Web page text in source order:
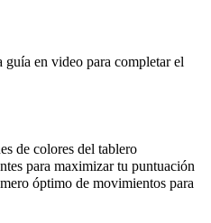
guía en video para completar el
de colores del tablero
para maximizar tu puntuación
óptimo de movimientos para